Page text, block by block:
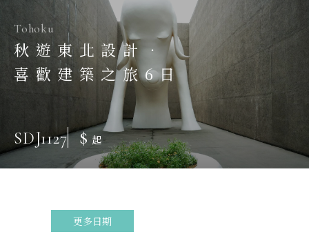
Tohoku
秋遊東北設計．
喜歡建築之旅6日
SDJ1127 $起
更多日期